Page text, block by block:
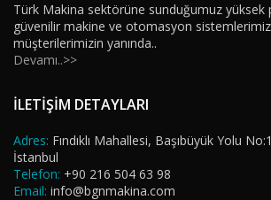
Türk Makina sektörüne sunduğumuz yüksek
güvenilir makine ve otomasyon
müşterilerimizin yanında..
Devamı..>>
İLETİŞİM DETAYLARI
Adres: Fındıklı Mahallesi, Başıbüyük Yolu
İstanbul
Telefon: +90 216 504 63 98
Email: info@bgnmakina.com